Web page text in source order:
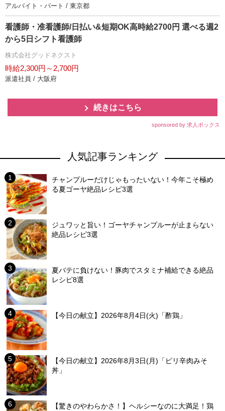
アルバイト・パート / 東京都
看護師・准看護師/日払い&短期OK高時給2700円 選べる週2
から5日シフト看護師
株式会社グッドネクスト
時給2,300円～2,700円
派遣社員 / 大阪府
続きはこちら
sponsored by 求人ボックス
人気記事ランキング
チャンプルーだけじゃもったいない！今年こそ極め
る夏ゴーヤ絶品レシピ3選
ジュワッと旨い！ゴーヤチャンプルーが止まらない
絶品レシピ3選
夏バテに負けない！豚肉でスタミナ補給できる絶品
レシピ8選
【今日の献立】2026年8月4日(火)「酢鶏」
【今日の献立】2026年8月3日(月)「ピリ辛肉みそ
丼」
【驚きのやわらかさ！】ヘルシーなのに大満足！鶏